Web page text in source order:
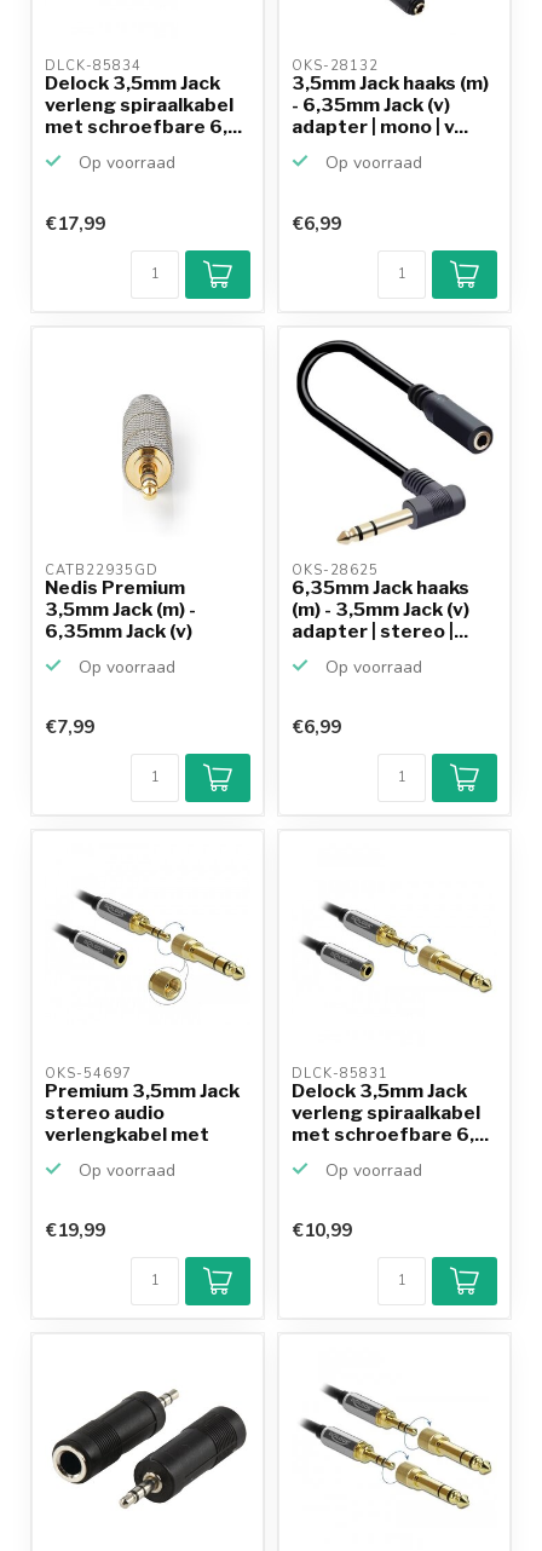
DLCK-85834
Delock 3,5mm Jack
verleng spiraalkabel
met schroefbare 6,...
Op voorraad
€17,99
OKS-28132
3,5mm Jack haaks (m)
- 6,35mm Jack (v)
adapter | mono | v...
Op voorraad
9,2/10
Achteraf
betalen mogelijk
productkennis
€6,99
CATB22935GD
Nedis Premium
3,5mm Jack (m) -
6,35mm Jack (v)
Op voorraad
€7,99
OKS-28625
6,35mm Jack haaks
(m) - 3,5mm Jack (v)
adapter | stereo |...
Op voorraad
€6,99
OKS-54697
Premium 3,5mm Jack
stereo audio
verlengkabel met
Op voorraad
€19,99
DLCK-85831
Delock 3,5mm Jack
verleng spiraalkabel
met schroefbare 6,...
Op voorraad
€10,99